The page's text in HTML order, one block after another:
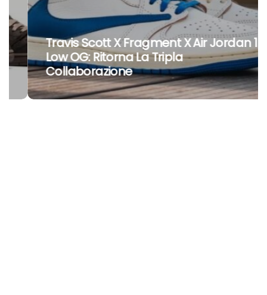
Travis Scott X Fragment X Air Jordan 1
Low OG: Ritorna La Tripla
Collaborazione